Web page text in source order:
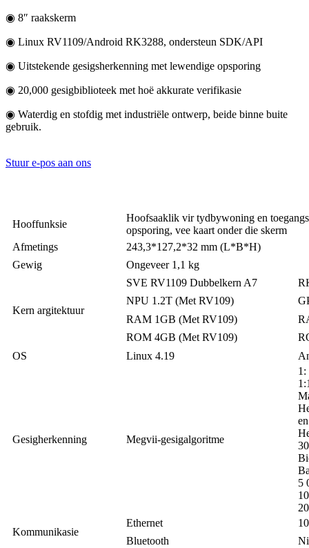
◉ 8″ raakskerm
◉ Linux RV1109/Android RK3288, ondersteun SDK/API
◉ Uitstekende gesigsherkenning met lewendige opsporing
◉ 20,000 gesigbiblioteek met hoë akkurate verifikasie
◉ Waterdig en stofdig met industriële ontwerp, beide binne buite
gebruik.
Stuur e-pos aan ons
Hooffunksie
Hoofsaaklik vir tydbywoning en
opsporing, vee kaart onder die skerm
Afmetings
243,3*127,2*32 mm (L*B*H)
Gewig
Ongeveer 1,1 kg
Kern argitektuur
SVE RV1109 Dubbelkern A7
NPU 1.2T (Met RV109)
RAM 1GB (Met RV109)
ROM 4GB (Met RV109)
OS
Linux 4.19
Gesigherkenning Megvii-gesigalgoritme
1:
5
Kommunikasie
Ethernet
Bluetooth